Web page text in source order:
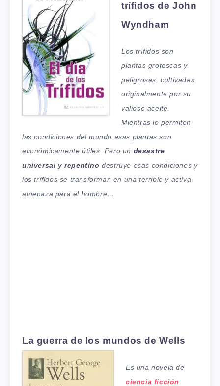
trífidos de John
Wyndham
Los trífidos son
plantas grotescas y
peligrosas, cultivadas
originalmente por su
valioso aceite.
Mientras lo permiten
las condiciones del mundo esas plantas son
económicamente útiles. Pero un desastre
universal y repentino destruye esas condiciones y
los trífidos se transforman en una terrible y activa
amenaza para el hombre…
La guerra de los mundos de Wells
Es una novela de
ciencia ficción